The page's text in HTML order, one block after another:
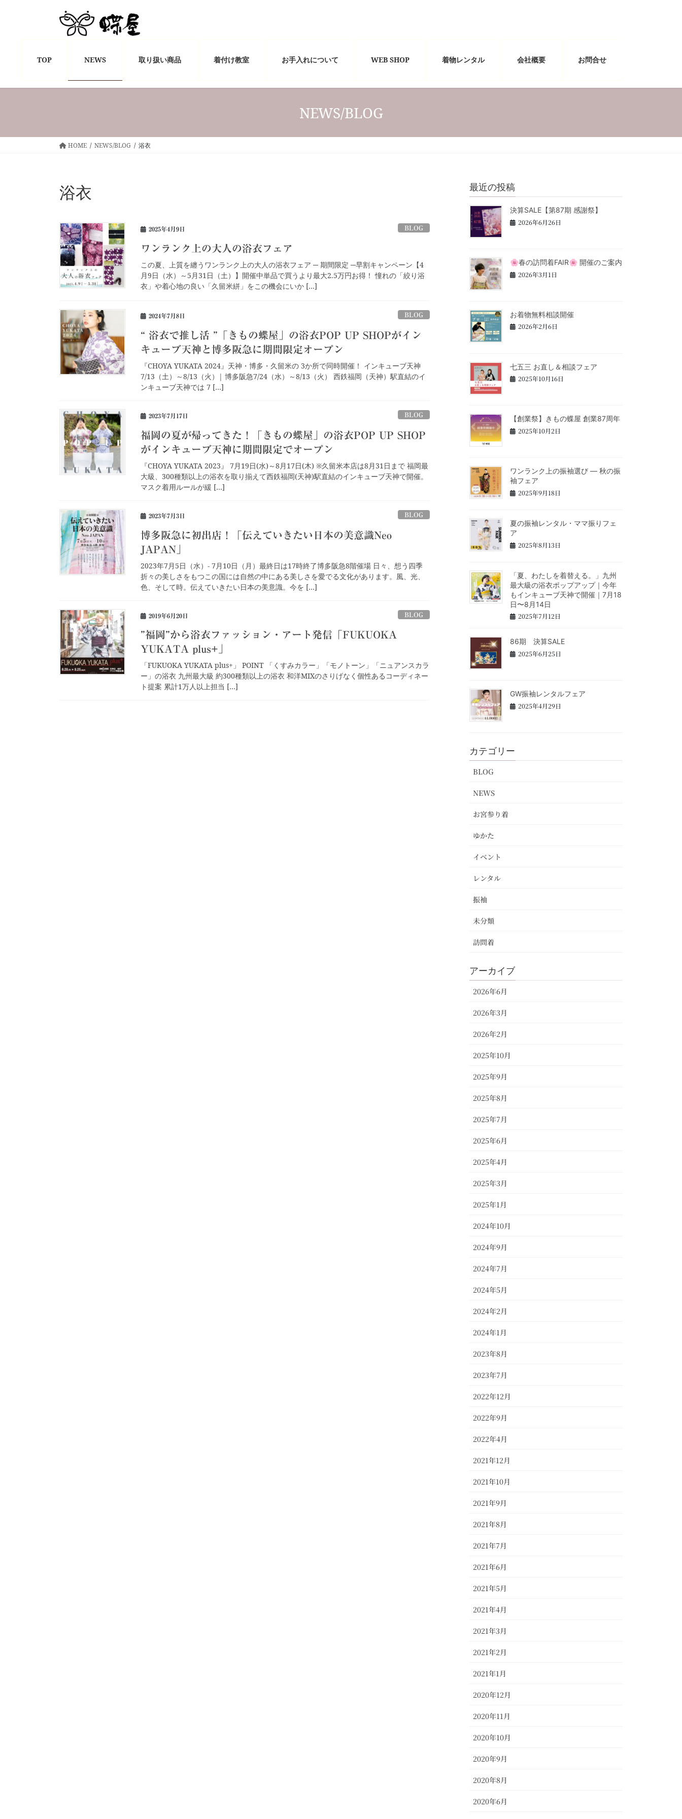
キ
に
TOP NEWS 取り扱い商品 着付け教室 お手入れについて WEB SHOP 着物レンタル 会社概要 お問合せ
NEWS/BLOG
HOME NEWS/BLOG 浴衣
浴衣
2025年4月9日 BLOG
ワンランク上の大人の浴衣フェア
この夏、上質を纏うワンランク上の大人の浴衣フェア ─ 期間限定 ─早割キャンペーン【4
月9日（水）～5月31日（土）】開催中単品で買うより最大2.5万円お得！ 憧れの「絞り浴
衣」や着心地の良い「久留米絣」をこの機会にいか […]
2024年7月8日 BLOG
“ 浴衣で推し活 ”「きもの蝶屋」の浴衣POP UP SHOPがイン
キューブ天神と博多阪急に期間限定オープン
『CHOYA YUKATA 2024』天神・博多・久留米の 3か所で同時開催！ インキューブ天神
7/13（土）～8/13（火）| 博多阪急7/24（水）～8/13（火） 西鉄福岡（天神）駅直結のイ
ンキューブ天神では 7 […]
2023年7月17日 BLOG
福岡の夏が帰ってきた！「きもの蝶屋」の浴衣POP UP SHOP
がインキューブ天神に期間限定でオープン
『CHOYA YUKATA 2023』 7⽉19⽇(水)～8月17日(木) ※久留米本店は8月31日まで 福岡最
⼤級、300種類以上の浴⾐を取り揃えて⻄鉄福岡(天神)駅直結のインキューブ天神で開催。
マスク着用ルールが緩 […]
2023年7月3日 BLOG
博多阪急に初出店！「伝えていきたい日本の美意識Neo
JAPAN」
2023年7月5日（水）- 7月10日（月）最終日は17時終了博多阪急8階催場 日々、想う四季
折々の美しさをもつこの国には自然の中にある美しさを愛でる文化があります。風、光、
色、そして時。伝えていきたい日本の美意識。今を […]
2019年6月20日 BLOG
”福岡”から浴衣ファッション・アート発信「FUKUOKA
YUKATA plus+」
「FUKUOKA YUKATA plus+」 POINT 「くすみカラー」「モノトーン」「ニュアンスカラ
ー」の浴衣 九州最大級 約300種類以上の浴衣 和洋MIXのさりげなく個性あるコーディネー
ト提案 累計1万人以上担当 […]
最近の投稿
決算SALE【第87期 感謝祭】
2026年6月26日
🌸春の訪問着FAIR🌸 開催のご案内
2026年3月1日
お着物無料相談開催
2026年2月6日
七五三 お直し＆相談フェア
2025年10月16日
【創業祭】きもの蝶屋 創業87周年
2025年10月2日
ワンランク上の振袖選び ― 秋の振
袖フェア
2025年9月18日
夏の振袖レンタル・ママ振りフェ
ア
2025年8月13日
「夏、わたしを着替える。」九州
最大級の浴衣ポップアップ｜今年
もインキューブ天神で開催｜7月18
日〜8月14日
2025年7月12日
86期 決算SALE
2025年6月25日
GW振袖レンタルフェア
2025年4月29日
カテゴリー
BLOG
NEWS
お宮参り着
ゆかた
イベント
レンタル
振袖
未分類
訪問着
アーカイブ
2026年6月
2026年3月
2026年2月
2025年10月
2025年9月
2025年8月
2025年7月
2025年6月
2025年4月
2025年3月
2025年1月
2024年10月
2024年9月
2024年7月
2024年5月
2024年2月
2024年1月
2023年8月
2023年7月
2022年12月
2022年9月
2022年4月
2021年12月
2021年10月
2021年9月
2021年8月
2021年7月
2021年6月
2021年5月
2021年4月
2021年3月
2021年2月
2021年1月
2020年12月
2020年11月
2020年10月
2020年9月
2020年8月
2020年6月